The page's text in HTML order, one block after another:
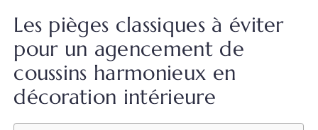
Les pièges classiques à éviter
pour un agencement de
coussins harmonieux en
décoration intérieure